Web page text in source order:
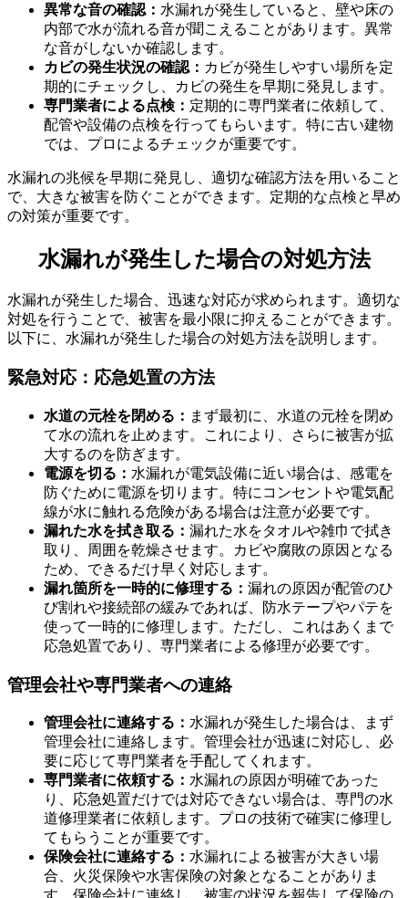
水漏れの兆候
水漏れの確認方法
異常な音の確認： 水漏れが発生していると、壁や床の
内部で水が流れる音が聞こえることがあります。異常
な音がしないか確認します。
カビの発生状況の確認： カビが発生しやすい場所を定
期的にチェックし、カビの発生を早期に発見します。
専門業者による点検： 定期的に専門業者に依頼して、
配管や設備の点検を行ってもらいます。特に古い建物
では、プロによるチェックが重要です。
水漏れの兆候を早期に発見し、適切な確認方法を用いること
で、大きな被害を防ぐことができます。定期的な点検と早め
の対策が重要です。
水漏れが発生した場合の対処方法
水漏れが発生した場合、迅速な対応が求められます。適切な
対処を行うことで、被害を最小限に抑えることができます。
以下に、水漏れが発生した場合の対処方法を説明します。
緊急対応：応急処置の方法
水道の元栓を閉める： まず最初に、水道の元栓を閉め
て水の流れを止めます。これにより、さらに被害が拡
大するのを防ぎます。
電源を切る： 水漏れが電気設備に近い場合は、感電を
防ぐために電源を切ります。特にコンセントや電気配
線が水に触れる危険がある場合は注意が必要です。
漏れた水を拭き取る： 漏れた水をタオルや雑巾で拭き
取り、周囲を乾燥させます。カビや腐敗の原因となる
ため、できるだけ早く対応します。
漏れ箇所を一時的に修理する： 漏れの原因が配管のひ
び割れや接続部の緩みであれば、防水テープやパテを
使って一時的に修理します。ただし、これはあくまで
応急処置であり、専門業者による修理が必要です。
管理会社や専門業者への連絡
管理会社に連絡する： 水漏れが発生した場合は、まず
管理会社に連絡します。管理会社が迅速に対応し、必
要に応じて専門業者を手配してくれます。
専門業者に依頼する： 水漏れの原因が明確であった
り、応急処置だけでは対応できない場合は、専門の水
道修理業者に依頼します。プロの技術で確実に修理し
てもらうことが重要です。
保険会社に連絡する： 水漏れによる被害が大きい場
合、火災保険や水害保険の対象となることがありま